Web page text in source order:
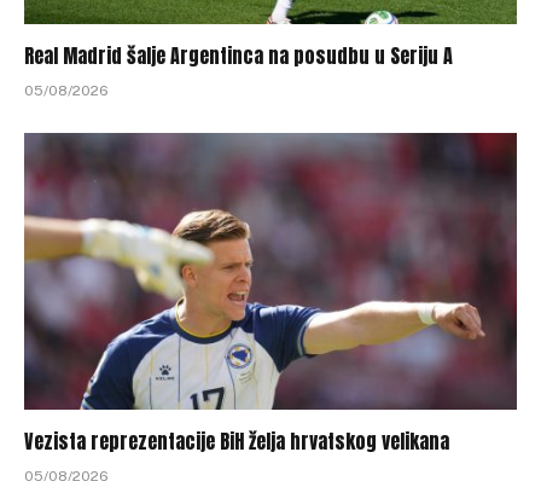
Real Madrid šalje Argentinca na posudbu u Seriju A
05/08/2026
Vezista reprezentacije BiH želja hrvatskog velikana
05/08/2026